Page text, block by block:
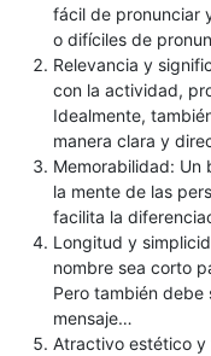
fácil de pronunciar
o difíciles de
Relevancia y
con la actividad,
Idealmente,
manera clara y
Memorabilidad: Un
la mente de las
facilita la
Longitud y
nombre sea corto
Pero también
mensaje…
Atractivo estético y